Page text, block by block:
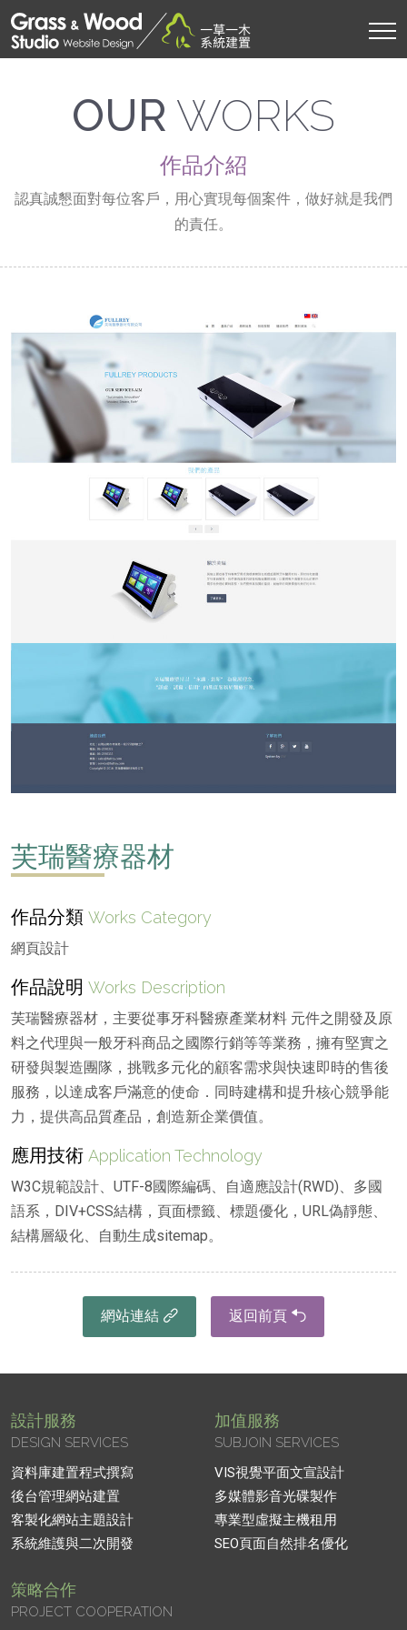
OUR WORKS
作品介紹
認真誠懇面對每位客戶，用心實現每個案件，做好就是我們
的責任。
芙瑞醫療器材
作品分類 Works Category
網頁設計
作品說明 Works Description
芙瑞醫療器材，主要從事牙科醫療產業材料 元件之開發及原
料之代理與一般牙科商品之國際行銷等等業務，擁有堅實之
研發與製造團隊，挑戰多元化的顧客需求與快速即時的售後
服務，以達成客戶滿意的使命．同時建構和提升核心競爭能
力，提供高品質產品，創造新企業價值。
應用技術 Application Technology
W3C規範設計、UTF-8國際編碼、自適應設計(RWD)、多國
語系，DIV+CSS結構，頁面標籤、標題優化，URL偽靜態、
結構層級化、自動生成sitemap。
網站連結 返回前頁
設計服務
DESIGN SERVICES
資料庫建置程式撰寫
後台管理網站建置
客製化網站主題設計
系統維護與二次開發
加值服務
SUBJOIN SERVICES
VIS視覺平面文宣設計
多媒體影音光碟製作
專業型虛擬主機租用
SEO頁面自然排名優化
策略合作
PROJECT COOPERATION